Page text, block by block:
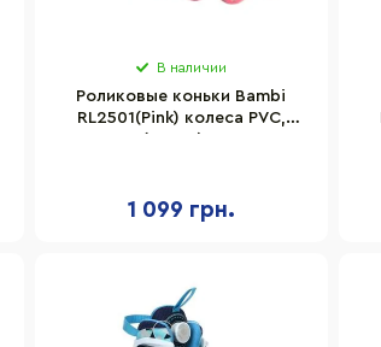
В наличии
Роликовые коньки Bambi
RL2501(Pink) колеса PVC,
1 099 грн.